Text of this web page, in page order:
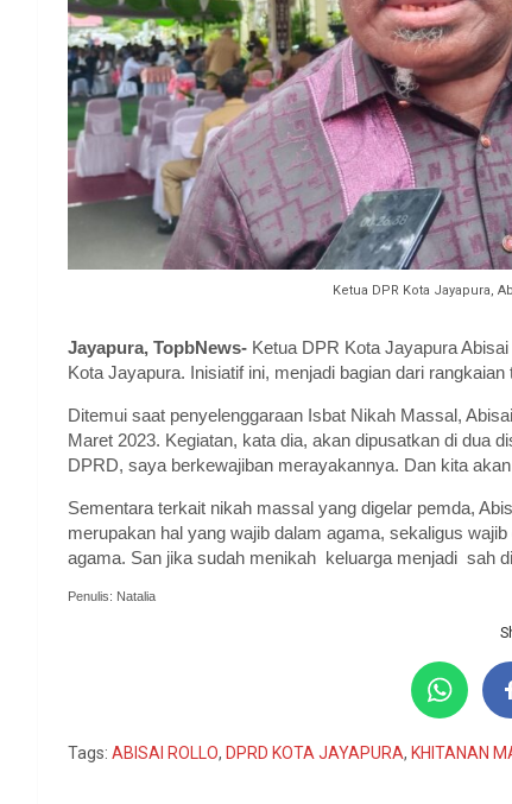
Ketua DPR Kota Jayapura,
Jayapura, TopbNews- Ketua DPR Kota Jayapura
Kota Jayapura. Inisiatif ini, menjadi bagian dari
Ditemui saat penyelenggaraan Isbat Nikah Massal,
Maret 2023. Kegiatan, kata dia, akan dipusatkan di dua
DPRD, saya berkewajiban merayakannya. Dan kita
Sementara terkait nikah massal yang digelar pemda,
merupakan hal yang wajib dalam agama, sekaligus
agama. San jika sudah menikah keluarga menjadi sah
Penulis: Natalia
Tags: ABISAI ROLLO, DPRD KOTA JAYAPURA, KHITANAN